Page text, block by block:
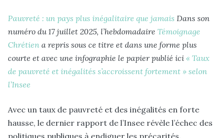
Pauvreté : un pays plus inégalitaire que jamais Dans son
numéro du 17 juillet 2025, l’hebdomadaire Témoignage
Chrétien a repris sous ce titre et dans une forme plus
courte et avec une infographie le papier publié ici « Taux
de pauvreté et inégalités s’accroissent fortement » selon
l’Insee
Avec un taux de pauvreté et des inégalités en forte
hausse, le dernier rapport de l’Insee révèle l’échec des
politiques publiques à endiguer les précarités.